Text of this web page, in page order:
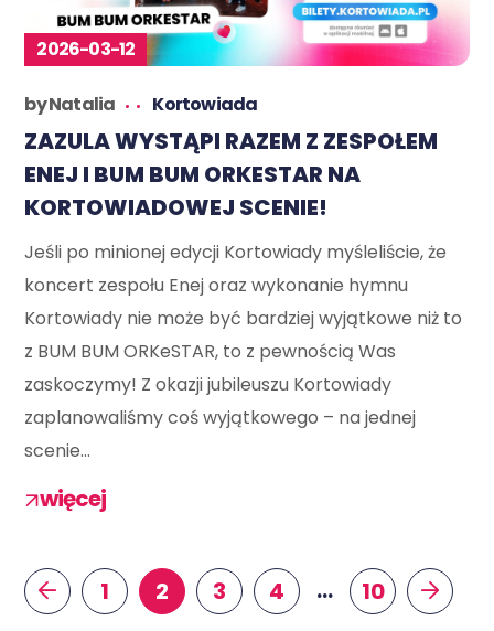
2026-03-12
byNatalia Kortowiada
ZAZULA WYSTĄPI RAZEM Z ZESPOŁEM
ENEJ I BUM BUM ORKESTAR NA
KORTOWIADOWEJ SCENIE!
Jeśli po minionej edycji Kortowiady myśleliście, że
koncert zespołu Enej oraz wykonanie hymnu
Kortowiady nie może być bardziej wyjątkowe niż to
z BUM BUM ORKeSTAR, to z pewnością Was
zaskoczymy! Z okazji jubileuszu Kortowiady
zaplanowaliśmy coś wyjątkowego – na jednej
scenie...
więcej
1 2 3 4 … 10